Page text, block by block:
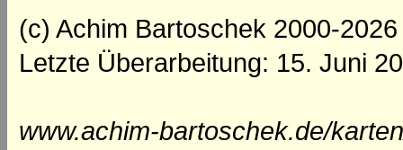
(c) Achim Bartoschek 2000-2026
Letzte Überarbeitung: 15. Juni
www.achim-bartoschek.de/